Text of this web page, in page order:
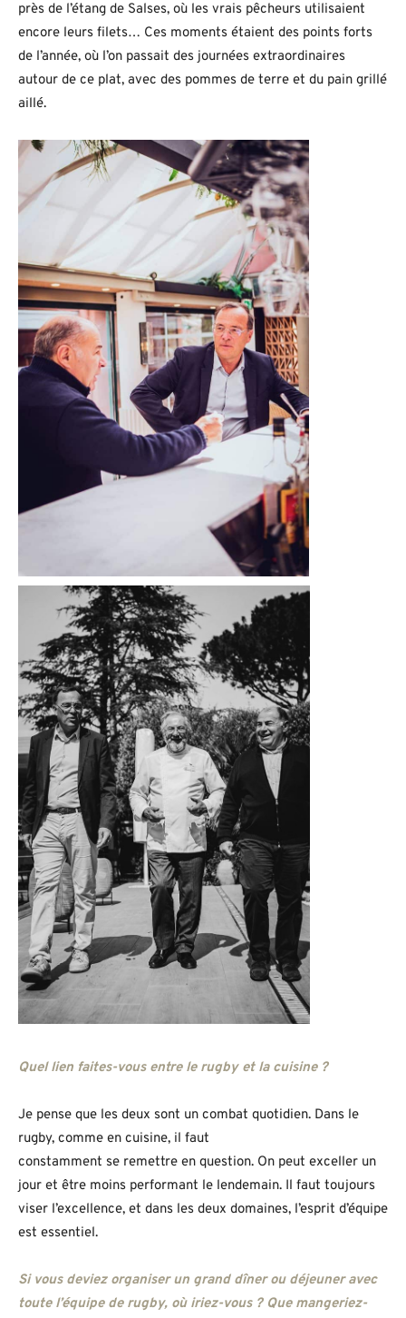
près de l’étang de Salses, où les vrais pêcheurs utilisaient
encore leurs filets… Ces moments étaient des points forts
de l’année, où l’on passait des journées extraordinaires
autour de ce plat, avec des pommes de terre et du pain grillé
aillé.
Quel lien faites-vous entre le rugby et la cuisine ?
Je pense que les deux sont un combat quotidien. Dans le
rugby, comme en cuisine, il faut
constamment se remettre en question. On peut exceller un
jour et être moins performant le lendemain. Il faut toujours
viser l’excellence, et dans les deux domaines, l’esprit d’équipe
est essentiel.
Si vous deviez organiser un grand dîner ou déjeuner avec
toute l’équipe de rugby, où iriez-vous ? Que mangeriez-